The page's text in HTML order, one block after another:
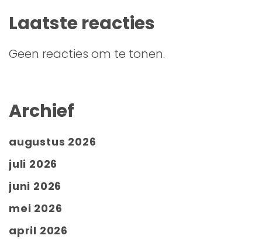
Laatste reacties
Geen reacties om te tonen.
Archief
augustus 2026
juli 2026
juni 2026
mei 2026
april 2026